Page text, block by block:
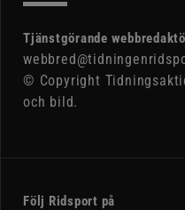
Tjänstgörande
© Copyright
och bild.
Följ Ridsport på